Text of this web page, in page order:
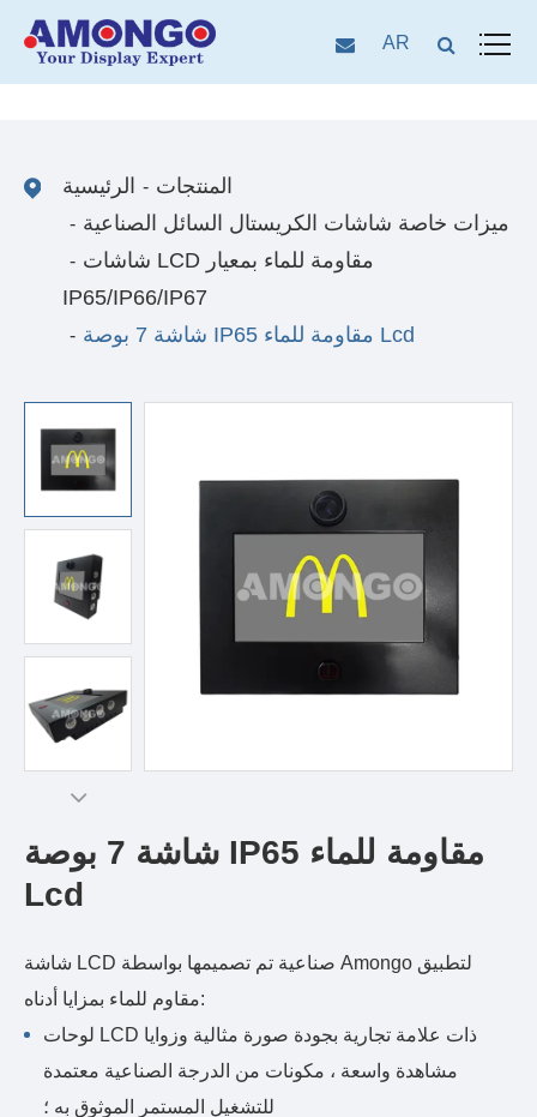
AR
الرئيسية
المنتجات
ميزات خاصة شاشات الكريستال السائل الصناعية
شاشات LCD مقاومة للماء بمعيار
IP65/IP66/IP67
شاشة 7 بوصة IP65 مقاومة للماء Lcd
شاشة 7 بوصة IP65 مقاومة للماء
Lcd
شاشة LCD صناعية تم تصميمها بواسطة Amongo لتطبيق
مقاوم للماء بمزايا أدناه:
لوحات LCD ذات علامة تجارية بجودة صورة مثالية وزوايا
مشاهدة واسعة ، مكونات من الدرجة الصناعية معتمدة
للتشغيل المستمر الموثوق به ؛